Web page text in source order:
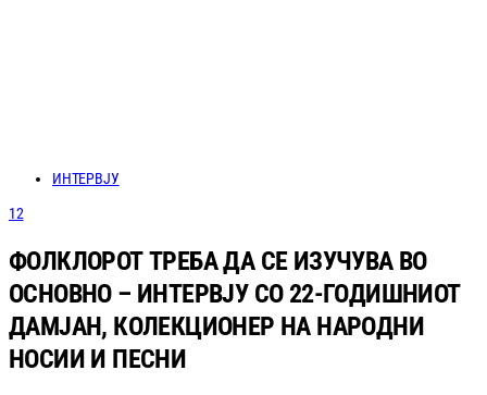
ИНТЕРВЈУ
12
ФОЛКЛОРОТ ТРЕБА ДА СЕ ИЗУЧУВА ВО
ОСНОВНО – ИНТЕРВЈУ СО 22-ГОДИШНИОТ
ДАМЈАН, КОЛЕКЦИОНЕР НА НАРОДНИ
НОСИИ И ПЕСНИ